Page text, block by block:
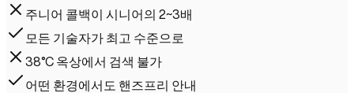
주니어 콜백이 시니어의 2~3배
모든 기술자가 최고 수준으로
38°C 옥상에서 검색 불가
어떤 환경에서도 핸즈프리 안내